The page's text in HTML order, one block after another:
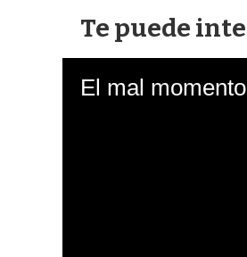
Te puede